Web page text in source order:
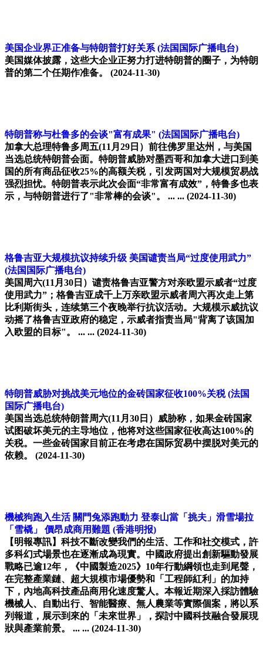
美国企业界正准备与特朗普打好关系 (法国国际广播电台)
美国媒体披露，这些大企业正努力打进特朗普的圈子，为特朗
普的第二个任期作准备。 (2024-11-30)
特朗普称与杜鲁多的会谈"富有成果" (法国国际广播电台)
加拿大总理特鲁多周五(11月29日）前往佛罗里达州，与美国
当选总统特朗普会面。特朗普威胁对墨西哥和加拿大进口到美
国的所有商品征收25%的高额关税，引发两国对大规模贸易战
强烈担忧。特朗普表示此次会面“非常富有成效”，特鲁多也表
示，与特朗普进行了"非常棒的会谈"。 ... ... (2024-11-30)
格鲁吉亚大规模抗议持续升级 美国谴责当局“过度使用武力”
(法国国际广播电台)
美国周六(11月30日）谴责格鲁吉亚警方对亲欧盟示威者“过度
使用武力”；格鲁吉亚成千上万亲欧盟示威者周六再次走上第
比利斯街头，连续第三个夜晚举行抗议活动。大规模示威抗议
动摇了格鲁吉亚政府的稳定，示威者指责当局"背离了该国加
入欧盟的目标"。 ... ... (2024-11-30)
特朗普威胁对挑战美元地位的金砖国家征收100%关税 (法国
国际广播电台)
美国当选总统特朗普周六(11月30日）威胁称，如果金砖国家
试图破坏美元的主导地位，他将对这些国家征收高达100%的
关税。一些金砖国家目前正在考虑在国际贸易中摆脱对美元的
依赖。 (2024-11-30)
機械狗跑入生活 關門兔添跑動力 登泰山當「挑夫」滑雪場拉
「雪橇」 價昂成商用難題 (香港明报)
【明報專訊】科技不斷改變我們的生活、工作和社交模式，許
多科幻式場景也在逐漸成為現實。中國政府提出創新驅動發展
戰略已逾12年，《中國製造2025》10年行動綱領也走到尾聲，
在完整產業鏈、超大規模市場優勢和「工程師紅利」的加持
下，內地高科技產品商用化速度驚人。本報近期深入採訪體驗
機械人、自動出行、智能醫療、無人農業等實際個案，將以系
列報道，展示到來的「未來世界」，探討中國科技融合發展現
狀與產業前景。 ... ... (2024-11-30)